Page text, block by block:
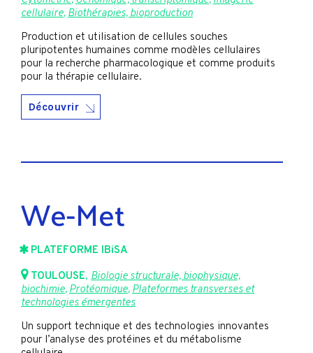
cellulaire,Biothérapies, bioproduction
Production et utilisation de cellules souches
pluripotentes humaines comme modèles cellulaires
pour la recherche pharmacologique et comme produits
pour la thérapie cellulaire.
Découvrir
We-Met
PLATEFORME IBiSA
TOULOUSE, Biologie structurale, biophysique,
biochimie, Protéomique, Plateformes transverses et
technologies émergentes
Un support technique et des technologies innovantes
pour l’analyse des protéines et du métabolisme